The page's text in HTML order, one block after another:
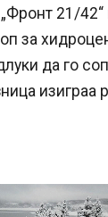
21/
за
да го
изиграа